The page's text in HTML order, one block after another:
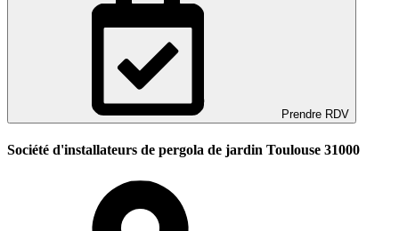
Prendre RDV
Société d'installateurs de pergola de jardin Toulouse 31000